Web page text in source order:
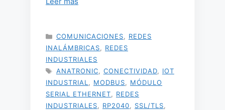
CATEGORÍAS
COMUNICACIONES
REDES
INALÁMBRICAS
REDES
INDUSTRIALES
ETIQUETAS
ANATRONIC CONECTIVIDAD, IOT
INDUSTRIAL
MODBUS
MÓDULO
SERIAL ETHERNET
REDES
INDUSTRIALES
RP2040 SSL/TLS